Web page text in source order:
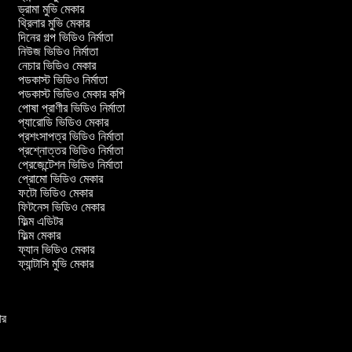
ড্রামা মুভি মেকার
থ্রিলার মুভি মেকার
দিনের গল্প ভিডিও নির্মাতা
নিউজ ভিডিও নির্মাতা
নেচার ভিডিও মেকার
পডকাস্ট ভিডিও নির্মাতা
পডকাস্ট ভিডিও মেকার কপি
পোষা প্রাণীর ভিডিও নির্মাতা
প্যারোডি ভিডিও মেকার
প্রশংসাপত্র ভিডিও নির্মাতা
প্রশ্নোত্তর ভিডিও নির্মাতা
প্রেজেন্টেশন ভিডিও নির্মাতা
প্রোমো ভিডিও মেকার
ফটো ভিডিও মেকার
ফিটনেস ভিডিও মেকার
ফিল্ম এডিটর
ফিল্ম মেকার
ফ্যান ভিডিও মেকার
ফ্যান্টাসি মুভি মেকার